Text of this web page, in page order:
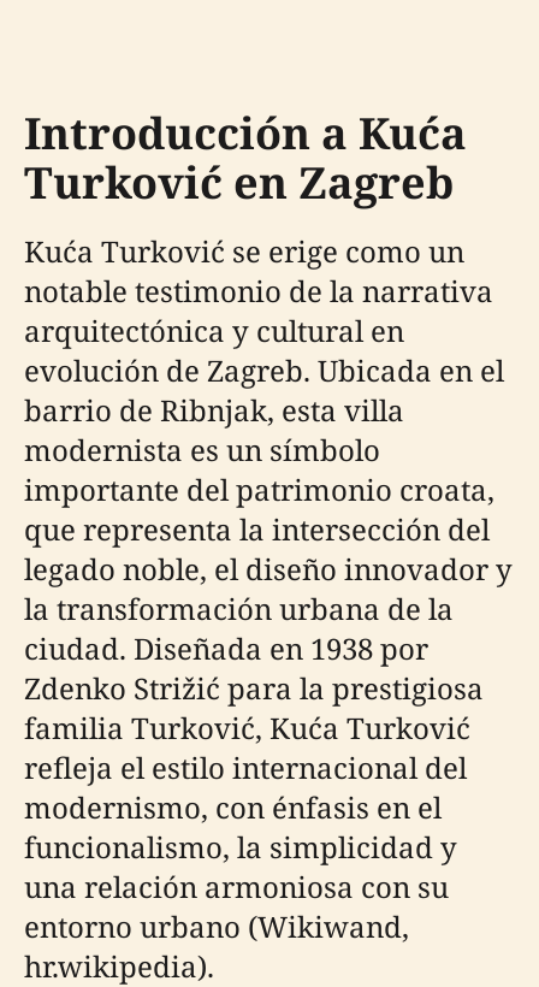
Introducción a Kuća
Turković en Zagreb
Kuća Turković se erige como un
notable testimonio de la narrativa
arquitectónica y cultural en
evolución de Zagreb. Ubicada en el
barrio de Ribnjak, esta villa
modernista es un símbolo
importante del patrimonio croata,
que representa la intersección del
legado noble, el diseño innovador y
la transformación urbana de la
ciudad. Diseñada en 1938 por
Zdenko Strižić para la prestigiosa
familia Turković, Kuća Turković
refleja el estilo internacional del
modernismo, con énfasis en el
funcionalismo, la simplicidad y
una relación armoniosa con su
entorno urbano (Wikiwand,
hr.wikipedia).